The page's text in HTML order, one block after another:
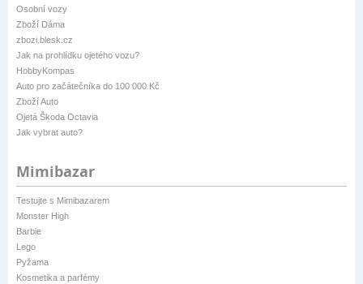
Osobní vozy
Zboží Dáma
zbozi.blesk.cz
Jak na prohlídku ojetého vozu?
HobbyKompas
Auto pro začátečníka do 100 000 Kč
Zboží Auto
Ojetá Škoda Octavia
Jak vybrat auto?
Mimibazar
Testujte s Mimibazarem
Monster High
Barbie
Lego
Pyžama
Kosmetika a parfémy